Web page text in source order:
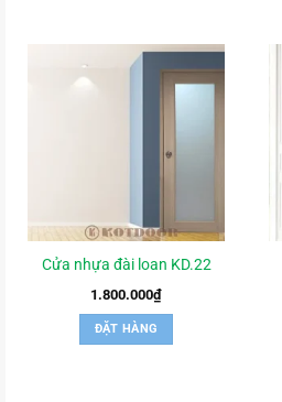
Cửa nhựa đài loan KD.22
1.800.000₫
ĐẶT HÀNG